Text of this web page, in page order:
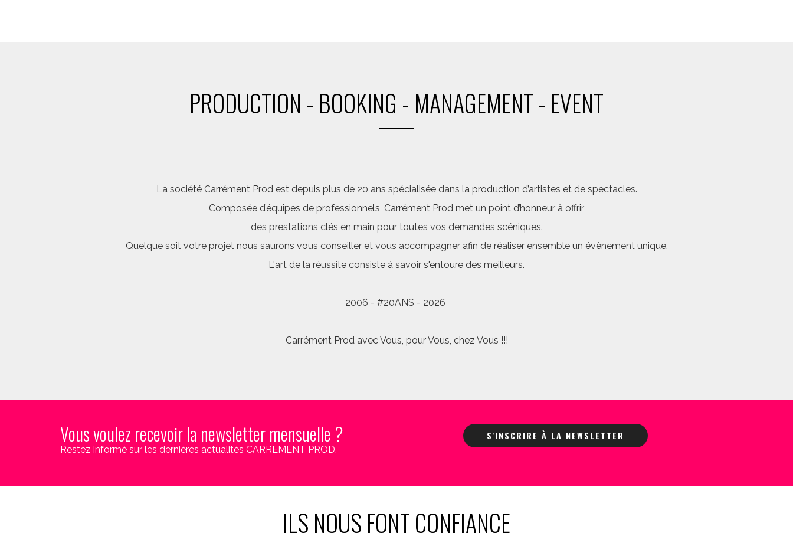
PRODUCTION - BOOKING - MANAGEMENT - EVENT
La société Carrément Prod est depuis plus de 20 ans spécialisée dans la production d’artistes et de spectacles.
Composée d’équipes de professionnels, Carrément Prod met un point d’honneur à offrir
des prestations clés en main pour toutes vos demandes scéniques.
Quelque soit votre projet nous saurons vous conseiller et vous accompagner afin de réaliser ensemble un évènement unique.
L'art de la réussite consiste à savoir s'entoure des meilleurs.
2006 - #20ANS - 2026
Carrément Prod avec Vous, pour Vous, chez Vous !!!
Vous voulez recevoir la newsletter mensuelle ?
Restez informé sur les dernières actualités CARREMENT PROD.
S'INSCRIRE À LA NEWSLETTER
ILS NOUS FONT CONFIANCE